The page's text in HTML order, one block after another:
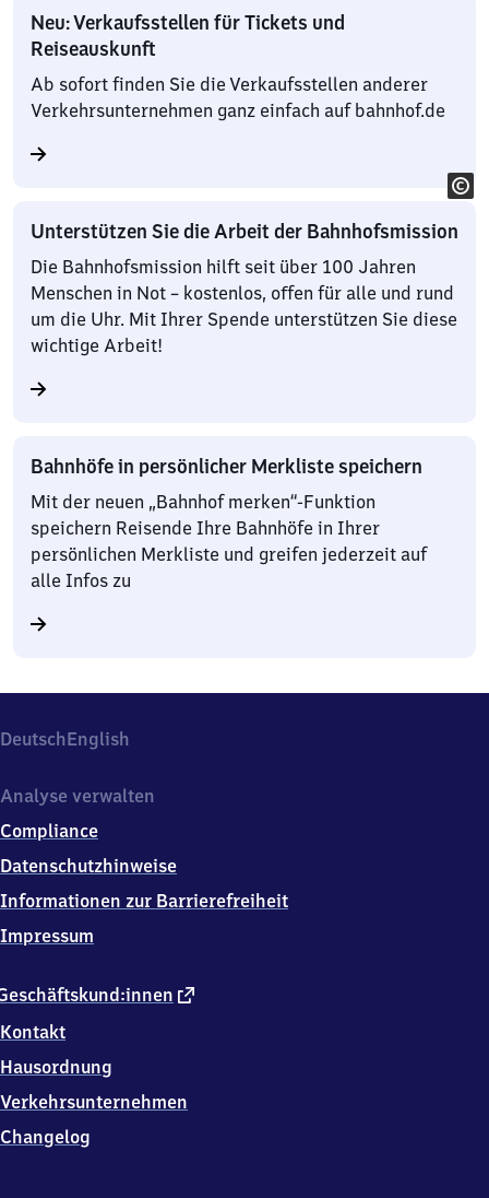
Neu: Verkaufsstellen für Tickets und
Reiseauskunft
Ab sofort finden Sie die Verkaufsstellen anderer
Verkehrsunternehmen ganz einfach auf bahnhof.de
Unterstützen Sie die Arbeit der Bahnhofsmission
Die Bahnhofsmission hilft seit über 100 Jahren
Menschen in Not – kostenlos, offen für alle und rund
um die Uhr. Mit Ihrer Spende unterstützen Sie diese
wichtige Arbeit!
Bahnhöfe in persönlicher Merkliste speichern
Mit der neuen „Bahnhof merken“-Funktion
speichern Reisende Ihre Bahnhöfe in Ihrer
persönlichen Merkliste und greifen jederzeit auf
alle Infos zu
DeutschEnglish
externer
Kontakt
Hausordnung
Verkehrsunternehmen
Changelog
Analyse verwalten
Compliance
Datenschutzhinweise
Informationen zur Barrierefreiheit
Impressum